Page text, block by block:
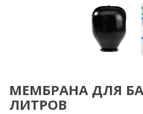
МЕМБРАНА ДЛЯ
ЛИТРОВ